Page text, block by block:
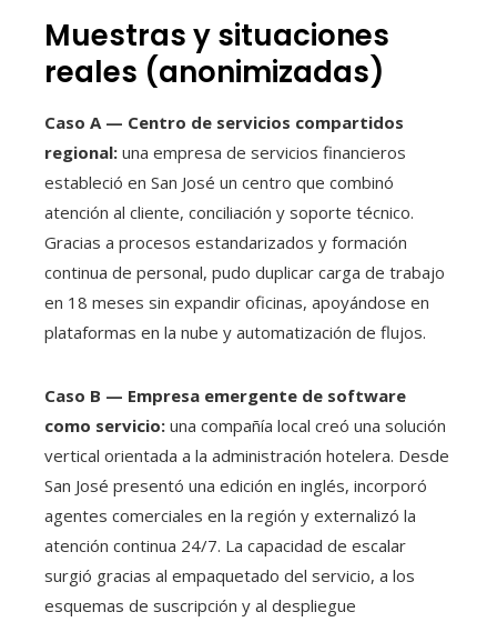
Muestras y situaciones
reales (anonimizadas)
Caso A — Centro de servicios compartidos
regional: una empresa de servicios financieros
estableció en San José un centro que combinó
atención al cliente, conciliación y soporte técnico.
Gracias a procesos estandarizados y formación
continua de personal, pudo duplicar carga de trabajo
en 18 meses sin expandir oficinas, apoyándose en
plataformas en la nube y automatización de flujos.
Caso B — Empresa emergente de software
como servicio: una compañía local creó una solución
vertical orientada a la administración hotelera. Desde
San José presentó una edición en inglés, incorporó
agentes comerciales en la región y externalizó la
atención continua 24/7. La capacidad de escalar
surgió gracias al empaquetado del servicio, a los
esquemas de suscripción y al despliegue